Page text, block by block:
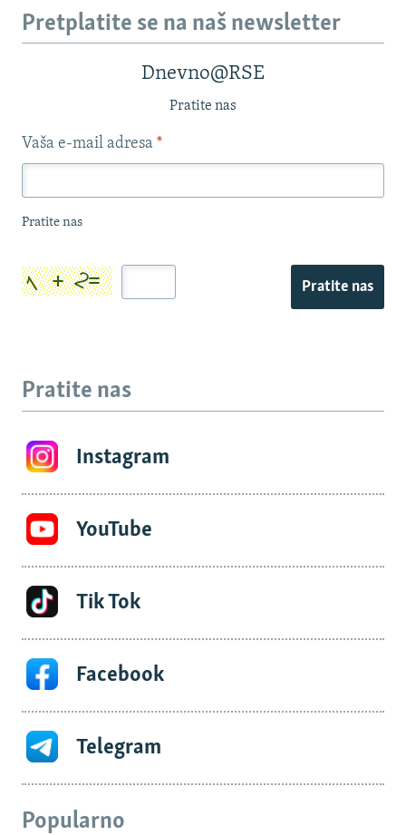
Pretplatite se na naš newsletter
Dnevno@RSE
Pratite nas
Vaša e-mail adresa *
Pratite nas
Pratite nas
Pratite nas
Instagram
YouTube
Tik Tok
Facebook
Telegram
Popularno